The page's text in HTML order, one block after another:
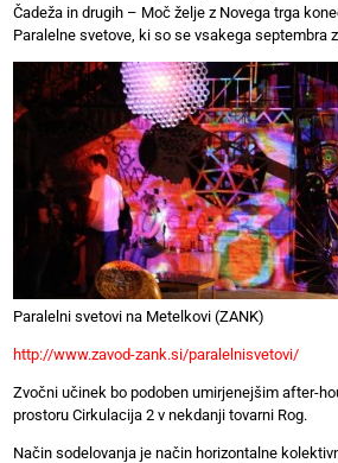
Čadeža in drugih – Moč želje z Novega trga
Paralelne svetove, ki so se vsakega septembra
Paralelni svetovi na Metelkovi (ZANK)
http://www.zavod-zank.si/paralelnisvetovi/
Zvočni učinek bo podoben umirjenejšim after-
prostoru Cirkulacija 2 v nekdanji tovarni Rog.
Način sodelovanja je način horizontalne